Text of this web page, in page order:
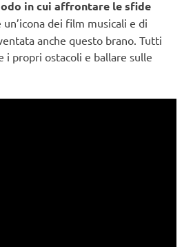
in cui affrontare le sfide
dei film musicali e di
anche questo brano. Tutti
i propri ostacoli e ballare sulle